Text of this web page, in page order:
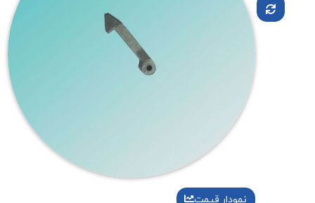
نمودار قیمت